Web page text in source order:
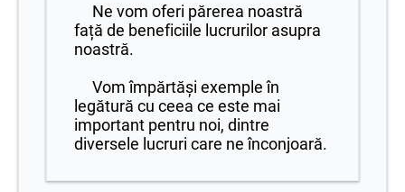
Ne vom oferi părerea noastră
față de beneficiile lucrurilor asupra
noastră.
Vom împărtăși exemple în
legătură cu ceea ce este mai
important pentru noi, dintre
diversele lucruri care ne înconjoară.